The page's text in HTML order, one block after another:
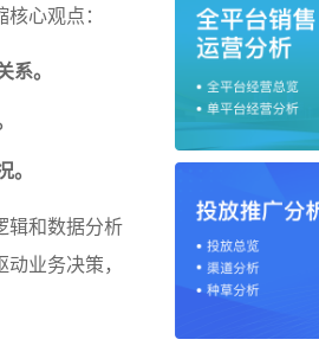
心观点：
。
辑和数据分析
业务决策，